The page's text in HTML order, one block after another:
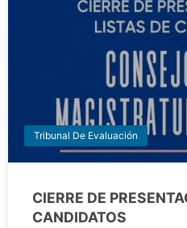
Tribunal De Evaluación
CIERRE DE
CANDIDATOS